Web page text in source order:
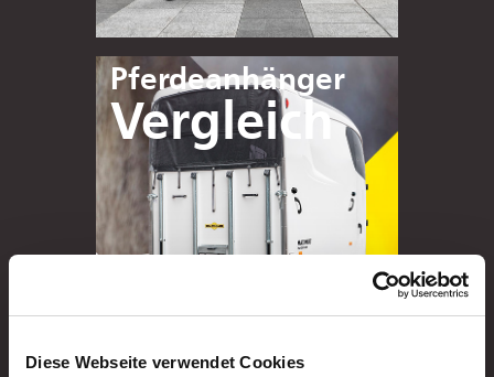
Diese Webseite verwendet Cookies
Pferdeanhänger
Vergleich